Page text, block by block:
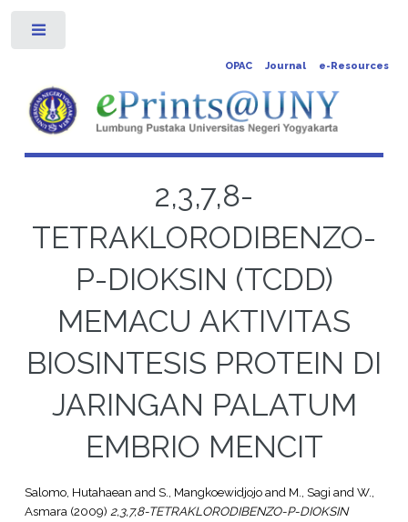
OPAC Journal e-Resources
2,3,7,8-
TETRAKLORODIBENZO-
P-DIOKSIN (TCDD)
MEMACU AKTIVITAS
BIOSINTESIS PROTEIN DI
JARINGAN PALATUM
EMBRIO MENCIT
Salomo, Hutahaean andS., Mangkoewidjojoand M., Sagi andW.,
Asmara(2009) 2,3,7,8-TETRAKLORODIBENZO-P-DIOKSIN